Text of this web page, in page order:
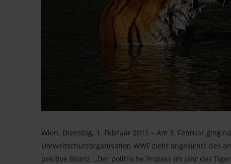
Wien, Dienstag, 1. Februar 2011 – Am 3. Februar ging
Umweltschutzorganisation WWF zieht angesichts des
positive Bilanz. „Der politische Prozess im Jahr des